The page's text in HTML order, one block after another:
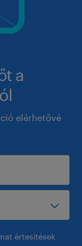
a
elérhetővé
értesítések